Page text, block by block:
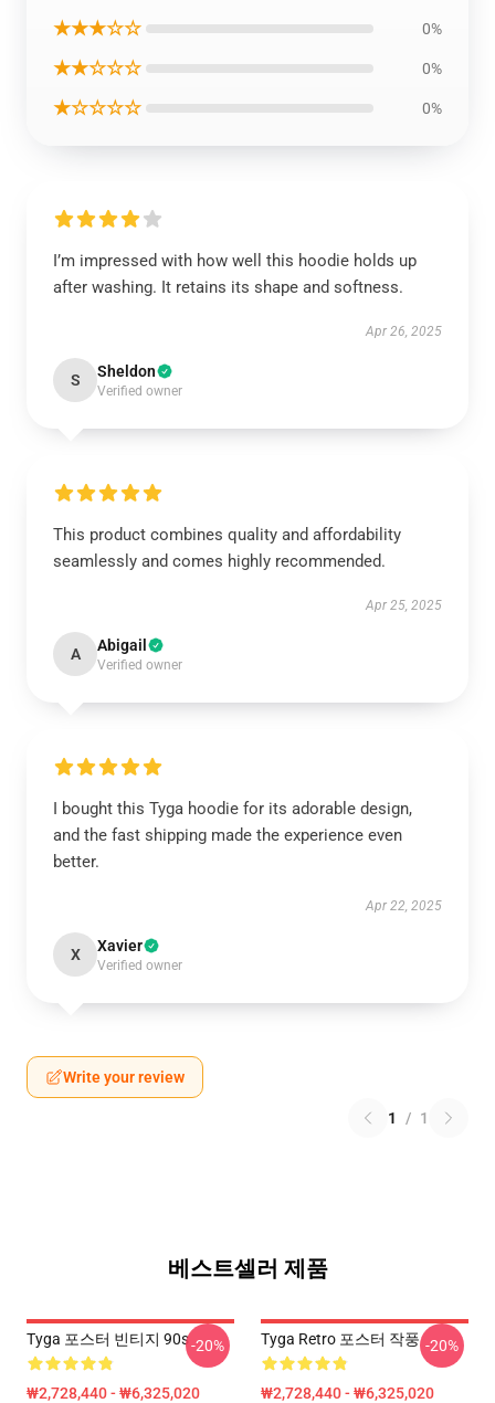
★★★☆☆ 0%
★★☆☆☆ 0%
★☆☆☆☆ 0%
I’m impressed with how well this hoodie holds up
after washing. It retains its shape and softness.
Apr 26, 2025
S Sheldon
Verified owner
This product combines quality and affordability
seamlessly and comes highly recommended.
Apr 25, 2025
A Abigail
Verified owner
I bought this Tyga hoodie for its adorable design,
and the fast shipping made the experience even
better.
Apr 22, 2025
X Xavier
Verified owner
Write your review
1 / 1
베스트셀러 제품
Tyga 포스터 빈티지 90s
₩2,728,440 - ₩6,325,020
-20% Tyga Retro 포스터 작풍
₩2,728,440 - ₩6,325,020
-20%